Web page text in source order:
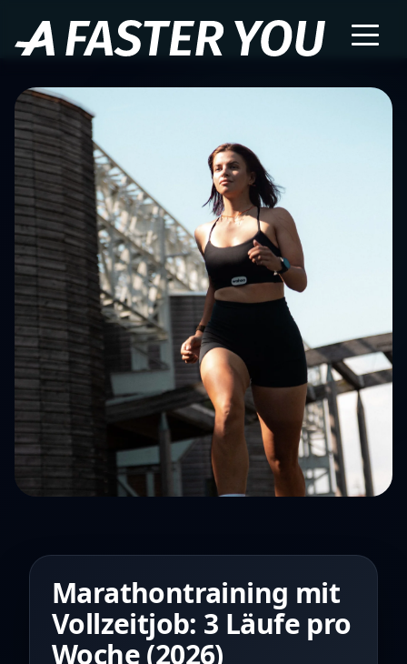
Marathontraining mit
Vollzeitjob: 3 Läufe pro
Woche (2026)